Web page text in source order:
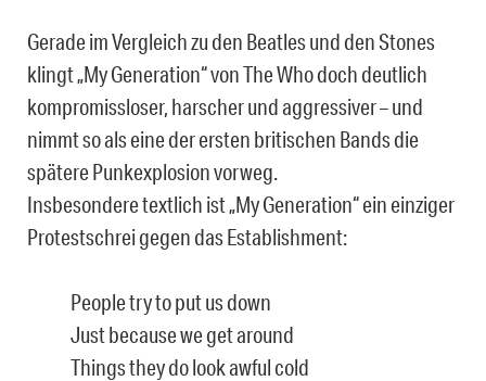
Gerade im Vergleich zu den Beatles und den Stones
klingt „My Generation“ von The Who doch deutlich
kompromissloser, harscher und aggressiver – und
nimmt so als eine der ersten britischen Bands die
spätere Punkexplosion vorweg.
Insbesondere textlich ist „My Generation“ ein einziger
Protestschrei gegen das Establishment:
People try to put us down
Just because we get around
Things they do look awful cold